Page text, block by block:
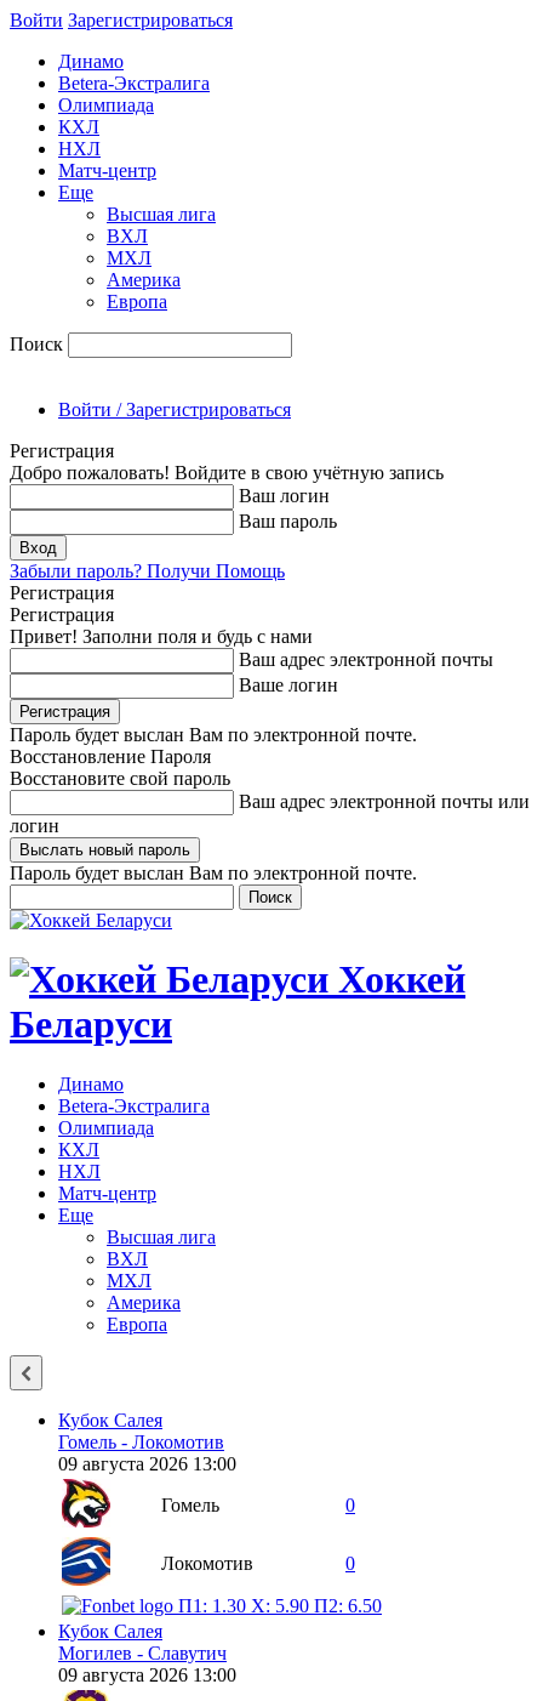
Войти Зарегиcтрироваться
Динамо
Betera-Экстралига
Олимпиада
КХЛ
НХЛ
Матч-центр
Еще
Высшая лига
ВХЛ
МХЛ
Америка
Европа
Поиск
Войти / Зарегистрироваться
Регистрация
Добро пожаловать! Войдите в свою учётную запись
Ваш логин
Ваш пароль
Забыли пароль? Получи Помощь
Регистрация
Регистрация
Привет! Заполни поля и будь с нами
Ваш адрес электронной почты
Ваше логин
Пароль будет выслан Вам по электронной почте.
Восстановление Пароля
Восстановите свой пароль
Ваш адрес электронной почты или
логин
Пароль будет выслан Вам по электронной почте.
Хоккей
Беларуси
Динамо
Betera-Экстралига
Олимпиада
КХЛ
НХЛ
Матч-центр
Еще
Высшая лига
ВХЛ
МХЛ
Америка
Европа
Кубок Салея
Гомель - Локомотив
09 августа 2026 13:00
Гомель
0
Локомотив 0
П1: 1.30 X: 5.90 П2: 6.50
Кубок Салея
Могилев - Славутич
09 августа 2026 13:00